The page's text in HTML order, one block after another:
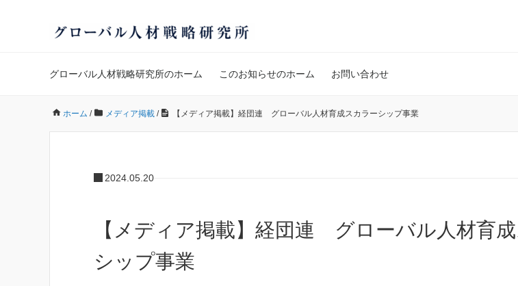
グローバル人材戦略研究所のホーム このお知らせのホーム お問い合わせ
ホーム / メディア掲載 / 【メディア掲載】経団連 グローバル人材育成スカラーシップ事業
2024.05.20
【メディア掲載】経団連 グローバル人材育
シップ事業